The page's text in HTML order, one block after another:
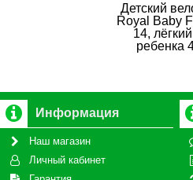
Детский
Royal Baby
14,
ребенка
Информация
Наш магазин
Личный кабинет